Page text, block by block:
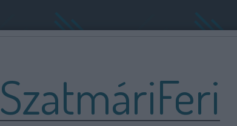
SzatmáriFeri